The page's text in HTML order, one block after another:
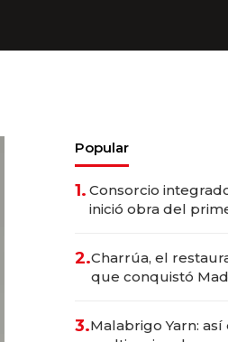
Popular
1. Consorcio
inició obra del
millones
2.Charrúa, el
que conquistó
prepara apertura
3.Malabrigo Yarn: así